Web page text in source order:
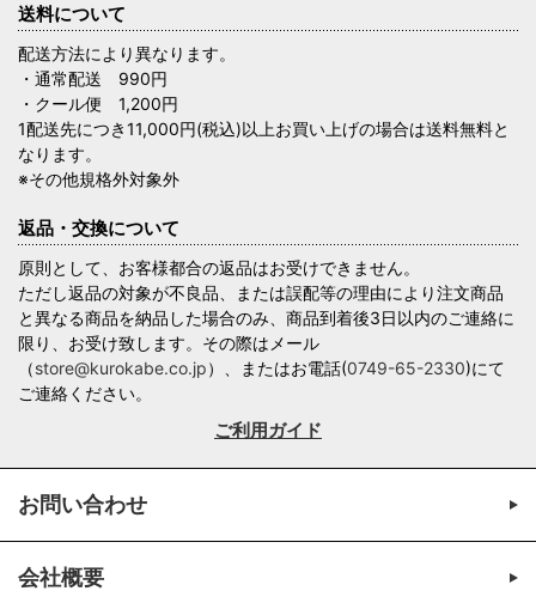
送料について
配送方法により異なります。
・通常配送 990円
・クール便 1,200円
1配送先につき11,000円(税込)以上お買い上げの場合は送料無料と
なります。
※その他規格外対象外
返品・交換について
原則として、お客様都合の返品はお受けできません。
ただし返品の対象が不良品、または誤配等の理由により注文商品
と異なる商品を納品した場合のみ、商品到着後3日以内のご連絡に
限り、お受け致します。その際はメール
（store@kurokabe.co.jp）、またはお電話(0749-65-2330)にて
ご連絡ください。
ご利用ガイド
お問い合わせ
会社概要